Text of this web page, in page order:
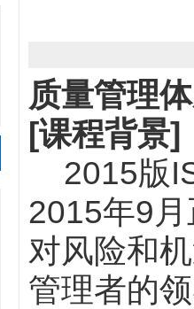
质量管理
[课程背景]
2015版
2015年9
对风险和
管理者的